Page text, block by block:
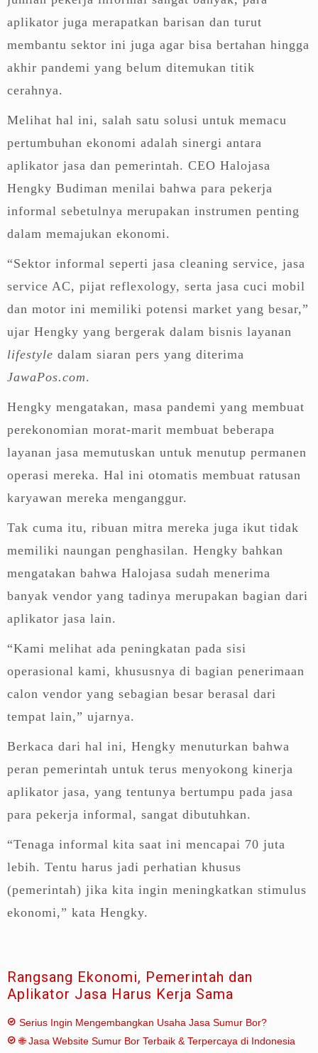
aplikator juga merapatkan barisan dan turut
membantu sektor ini juga agar bisa bertahan hingga
akhir pandemi yang belum ditemukan titik
cerahnya.
Melihat hal ini, salah satu solusi untuk memacu
pertumbuhan ekonomi adalah sinergi antara
aplikator jasa dan pemerintah. CEO Halojasa
Hengky Budiman menilai bahwa para pekerja
informal sebetulnya merupakan instrumen penting
dalam memajukan ekonomi.
“Sektor informal seperti jasa cleaning service, jasa
service AC, pijat reflexology, serta jasa cuci mobil
dan motor ini memiliki potensi market yang besar,”
ujar Hengky yang bergerak dalam bisnis layanan
lifestyle dalam siaran pers yang diterima
JawaPos.com.
Hengky mengatakan, masa pandemi yang membuat
perekonomian morat-marit membuat beberapa
layanan jasa memutuskan untuk menutup permanen
operasi mereka. Hal ini otomatis membuat ratusan
karyawan mereka menganggur.
Tak cuma itu, ribuan mitra mereka juga ikut tidak
memiliki naungan penghasilan. Hengky bahkan
mengatakan bahwa Halojasa sudah menerima
banyak vendor yang tadinya merupakan bagian dari
aplikator jasa lain.
“Kami melihat ada peningkatan pada sisi
operasional kami, khususnya di bagian penerimaan
calon vendor yang sebagian besar berasal dari
tempat lain,” ujarnya.
Berkaca dari hal ini, Hengky menuturkan bahwa
peran pemerintah untuk terus menyokong kinerja
aplikator jasa, yang tentunya bertumpu pada jasa
para pekerja informal, sangat dibutuhkan.
“Tenaga informal kita saat ini mencapai 70 juta
lebih. Tentu harus jadi perhatian khusus
(pemerintah) jika kita ingin meningkatkan stimulus
ekonomi,” kata Hengky.
Rangsang Ekonomi, Pemerintah dan
Aplikator Jasa Harus Kerja Sama
Serius Ingin Mengembangkan Usaha Jasa Sumur Bor?
🌐 Jasa Website Sumur Bor Terbaik & Terpercaya di Indonesia